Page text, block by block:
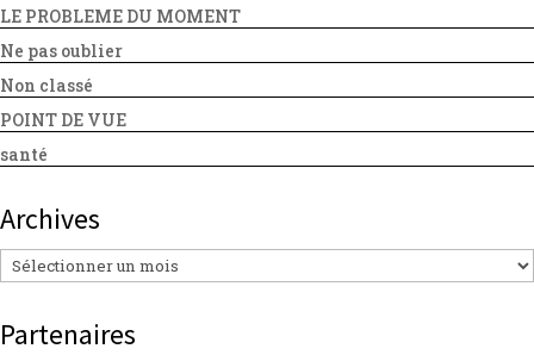
LE PROBLEME DU MOMENT
Ne pas oublier
Non classé
POINT DE VUE
santé
Archives
Archives
Partenaires